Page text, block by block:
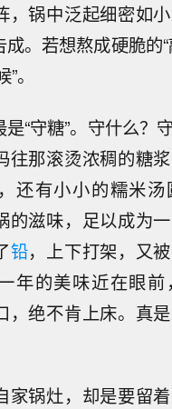
，锅中泛起细密如小
。若想熬成硬脆的
。
“守糖”。守什么？
往那滚烫浓稠的糖
还有小小的糯米
的滋味，足以成为
铅，上下打架，又
年的美味近在眼
，绝不肯上床。真
家锅灶，却是要留